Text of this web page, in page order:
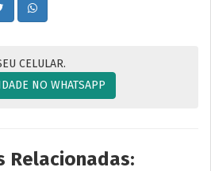
CELULAR.
NO WHATSAPP
Relacionadas: